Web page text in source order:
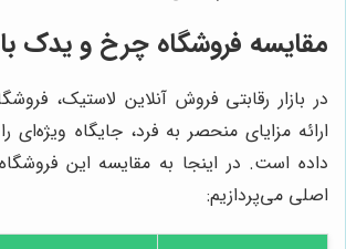
مقایسه فروشگاه چرخ و یدک با
در بازار رقابتی فروش آنلاین لاستیک،
ارائه مزایای منحصر به فرد، جایگاه
داده است. در اینجا به مقایسه این
اصلی می‌پردازیم: